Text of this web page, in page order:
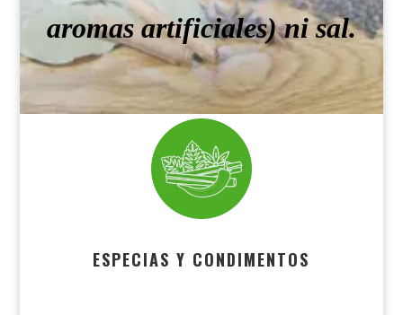
aromas artificiales) ni sal.
ESPECIAS Y CONDIMENTOS